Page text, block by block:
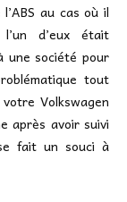
au cas où il
d’eux était
une société pour
tout
Volkswagen
après avoir suivi
fait un souci à